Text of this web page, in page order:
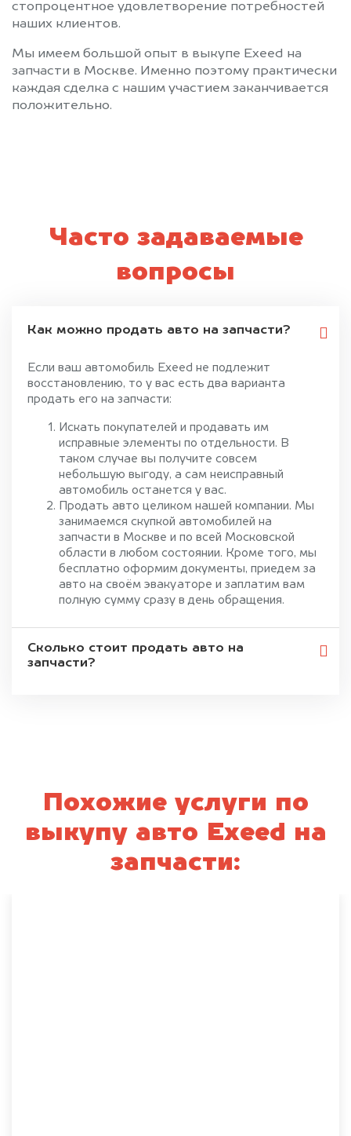
стопроцентное удовлетворение потребностей
наших клиентов.
Мы имеем большой опыт в выкупе Exeed на
запчасти в Москве. Именно поэтому практически
каждая сделка с нашим участием заканчивается
положительно.
Часто задаваемые
вопросы
Как можно продать авто на запчасти?
Если ваш автомобиль Exeed не подлежит
восстановлению, то у вас есть два варианта
продать его на запчасти:
Искать покупателей и продавать им
исправные элементы по отдельности. В
таком случае вы получите совсем
небольшую выгоду, а сам неисправный
автомобиль останется у вас.
Продать авто целиком нашей компании. Мы
занимаемся скупкой автомобилей на
запчасти в Москве и по всей Московской
области в любом состоянии. Кроме того, мы
бесплатно оформим документы, приедем за
авто на своём эвакуаторе и заплатим вам
полную сумму сразу в день обращения.
Сколько стоит продать авто на
запчасти?
Похожие услуги по
выкупу авто Exeed на
запчасти: